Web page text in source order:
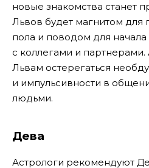
новые знакомства станет
Львов будет магнитом для
пола и поводом для
с коллегами и партнерами.
Львам остерегаться
и импульсивности в
людьми.
Дева
Астрологи рекомендуют